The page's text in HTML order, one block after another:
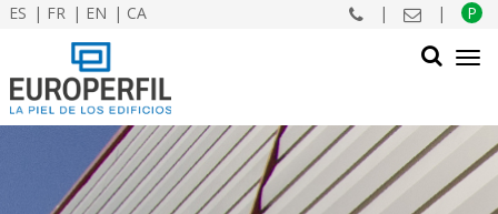
ES FR EN CA | | P
CERCAR